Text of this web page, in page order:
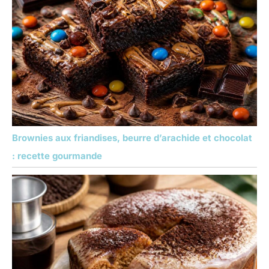
Brownies aux friandises, beurre d’arachide et chocolat
: recette gourmande